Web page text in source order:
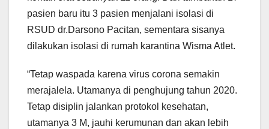
pasien baru itu 3 pasien menjalani isolasi di
RSUD dr.Darsono Pacitan, sementara sisanya
dilakukan isolasi di rumah karantina Wisma Atlet.
“Tetap waspada karena virus corona semakin
merajalela. Utamanya di penghujung tahun 2020.
Tetap disiplin jalankan protokol kesehatan,
utamanya 3 M, jauhi kerumunan dan akan lebih